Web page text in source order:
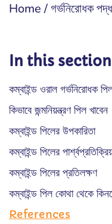
Home/ গর্ভনিরোধক
In this section
কম্বাইন্ড ওরাল গর্ভনিরোধক
কিভাবে জন্মনিয়ন্ত্রণ পিল খাবেন
কম্বাইন্ড পিলের উপকারিতা
কম্বাইন্ড পিলের
কম্বাইন্ড পিলের প্রতিলক্ষণ
কম্বাইন্ড পিল কোথা থেকে
References